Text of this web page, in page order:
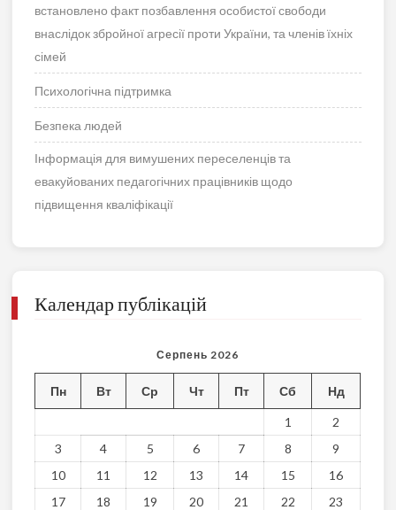
встановлено факт позбавлення особистої свободи
внаслідок збройної агресії проти України, та членів їхніх
сімей
Психологічна підтримка
Безпека людей
Інформація для вимушених переселенців та
евакуйованих педагогічних працівників щодо
підвищення кваліфікації
Календар публікацій
Серпень 2026
Пн Вт Ср Чт Пт Сб Нд
1
2
3
4 5 6 7 8
9
10
11 12 13 14 15
16
17
18 19 20 21 22
23